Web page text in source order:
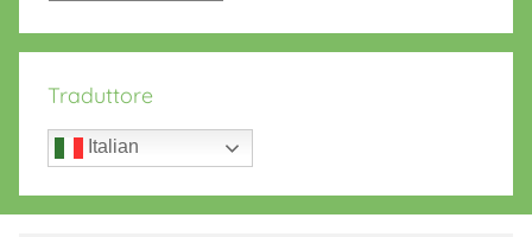
Traduttore
Italian